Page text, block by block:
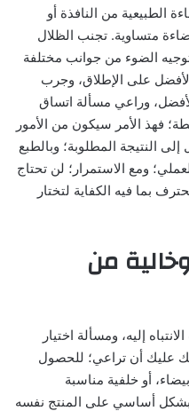
الطبيعية من النافذة أو
متساوية. تجنب الظلال
الضوء من جوانب مختلفة
الأفضل على الإطلاق، وجرب
وراعي مسألة اتساق
فهذ الأمر سيكون من الأمور
النتيجة المطلوبة؛ وبالطبع
ومع الاستمرار؛ لن تحتاج
بما فيه الكفاية لتختار
من
إليه، ومسألة اختيار
عليك أن تراعي؛ للحصول
أو خلفية مناسبة
بشكل أساسي على المنتج نفسه